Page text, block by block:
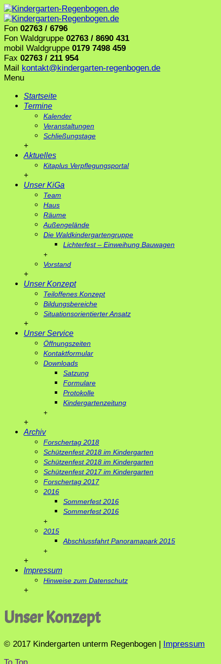
Fon 02763 / 6796
Fon Waldgruppe 02763 / 8690 431
mobil Waldgruppe 0179 7498 459
Fax 02763 / 211 954
Mail kontakt@kindergarten-regenbogen.de
Menu
Startseite
Termine
Kalender
Veranstaltungen
Schließungstage
+
Aktuelles
Kitaplus Verpflegungsportal
+
Unser KiGa
Team
Haus
Räume
Außengelände
Die Waldkindergartengruppe
Lichterfest – Einweihung Bauwagen
+
Vorstand
+
Unser Konzept
Teiloffenes Konzept
Bildungsbereiche
Situationsorientierter Ansatz
+
Unser Service
Öffnungszeiten
Kontaktformular
Downloads
Satzung
Formulare
Protokolle
Kindergartenzeitung
+
+
Archiv
Forschertag 2018
Schützenfest 2018 im Kindergarten
Schützenfest 2018 im Kindergarten
Schützenfest 2017 im Kindergarten
Forschertag 2017
2016
Sommerfest 2016
Sommerfest 2016
+
2015
Abschlussfahrt Panoramapark 2015
+
+
Impressum
Hinweise zum Datenschutz
+
Unser Konzept
© 2017 Kindergarten unterm Regenbogen | Impressum
To Top